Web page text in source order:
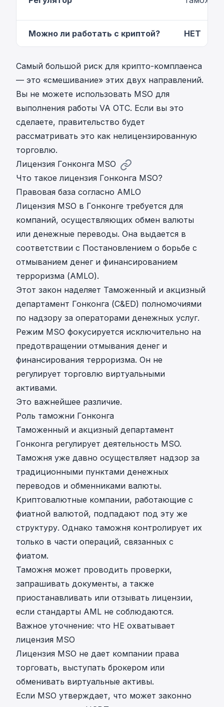
Можно ли работать с криптой? НЕТ
Самый большой риск для крипто-комплаенса
— это «смешивание» этих двух направлений.
Вы не можете использовать MSO для
выполнения работы VA OTC. Если вы это
сделаете, правительство будет
рассматривать это как нелицензированную
торговлю.
Лицензия Гонконга MSO
Что такое лицензия Гонконга MSO?
Правовая база согласно AMLO
Лицензия MSO в Гонконге требуется для
компаний, осуществляющих обмен валюты
или денежные переводы. Она выдается в
соответствии с Постановлением о борьбе с
отмыванием денег и финансированием
терроризма (AMLO).
Этот закон наделяет Таможенный и акцизный
департамент Гонконга (C&ED) полномочиями
по надзору за операторами денежных услуг.
Режим MSO фокусируется исключительно на
предотвращении отмывания денег и
финансирования терроризма. Он не
регулирует торговлю виртуальными
активами.
Это важнейшее различие.
Роль таможни Гонконга
Таможенный и акцизный департамент
Гонконга регулирует деятельность MSO.
Таможня уже давно осуществляет надзор за
традиционными пунктами денежных
переводов и обменниками валюты.
Криптовалютные компании, работающие с
фиатной валютой, подпадают под эту же
структуру. Однако таможня контролирует их
только в части операций, связанных с
фиатом.
Таможня может проводить проверки,
запрашивать документы, а также
приостанавливать или отзывать лицензии,
если стандарты AML не соблюдаются.
Важное уточнение: что НЕ охватывает
лицензия MSO
Лицензия MSO не дает компании права
торговать, выступать брокером или
обменивать виртуальные активы.
Если MSO утверждает, что может законно